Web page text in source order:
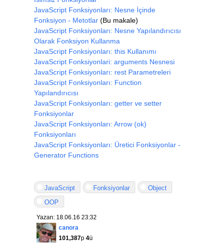
JavaScript Fonksiyonları: Nesne İçinde
Fonksiyon - Metotlar (Bu makale)
JavaScript Fonksiyonları: Nesne Yapılandırıcısı
Olarak Fonksiyon Kullanma
JavaScript Fonksiyonları: this Kullanımı
JavaScript Fonksiyonlari: arguments Nesnesi
JavaScript Fonksiyonları: rest Parametreleri
JavaScript Fonksiyonları: Function
Yapılandırıcısı
JavaScript Fonksiyonları: getter ve setter
Fonksiyonlar
JavaScript Fonksiyonları: Arrow (ok)
Fonksiyonları
JavaScript Fonksiyonları: Üretici Fonksiyonlar -
Generator Functions
JavaScript Fonksiyonlar
Object
OOP
Yazan: 18.06.16 23:32
canora
101,387p 4ü